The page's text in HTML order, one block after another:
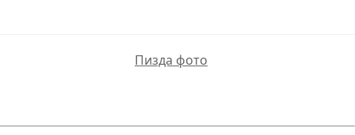
Пизда фото